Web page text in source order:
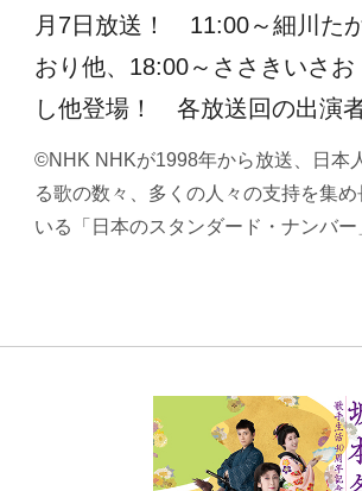
月7日放送！ 11:00～細川た
おり他、18:00～ささきいさお
し他登場！ 各放送回の出演
©NHK NHKが1998年から放送、日本
る歌の数々、多くの人々の支持を集
いる「日本のスタンダード・ナンバ